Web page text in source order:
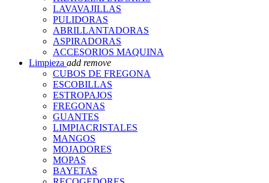
LAVAVAJILLAS
PULIDORAS
ABRILLANTADORAS
ASPIRADORAS
ACCESORIOS MAQUINA
Limpieza add remove
CUBOS DE FREGONA
ESCOBILLAS
ESTROPAJOS
FREGONAS
GUANTES
LIMPIACRISTALES
MANGOS
MOJADORES
MOPAS
BAYETAS